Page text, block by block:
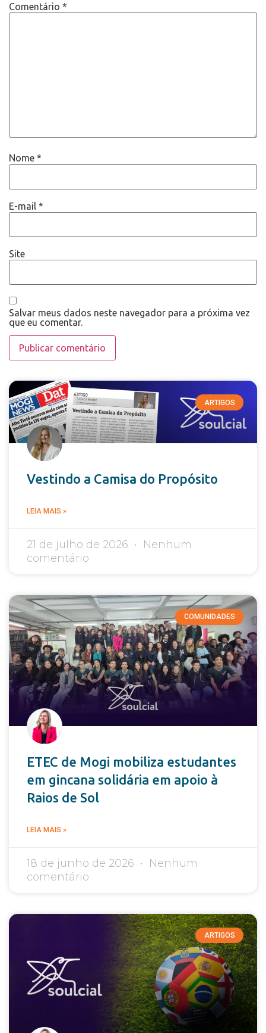
Comentário *
Nome *
E-mail *
Site
Salvar meus dados neste navegador para a próxima vez
que eu comentar.
ARTIGOS
Vestindo a Camisa do Propósito
LEIA MAIS »
21 de julho de 2026
Nenhum
comentário
COMUNIDADES
ETEC de Mogi mobiliza estudantes
em gincana solidária em apoio à
Raios de Sol
LEIA MAIS »
18 de junho de 2026
Nenhum
comentário
ARTIGOS